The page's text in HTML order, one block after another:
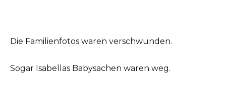
Die Familienfotos waren verschwunden.
Sogar Isabellas Babysachen waren weg.